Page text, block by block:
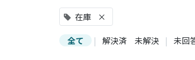
在庫 ×
全て
| 解決済 未解決 | 未回